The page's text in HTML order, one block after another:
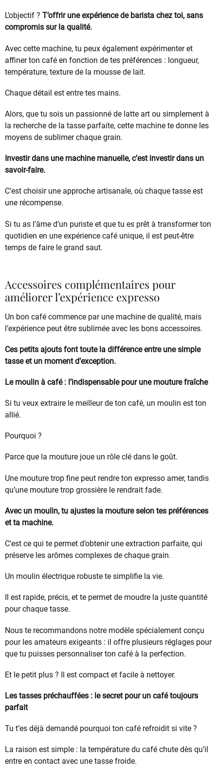
L’objectif ? T’offrir une expérience de barista chez toi, sans
compromis sur la qualité.
Avec cette machine, tu peux également expérimenter et
affiner ton café en fonction de tes préférences : longueur,
température, texture de la mousse de lait.
Chaque détail est entre tes mains.
Alors, que tu sois un passionné de latte art ou simplement à
la recherche de la tasse parfaite, cette machine te donne les
moyens de sublimer chaque grain.
Investir dans une machine manuelle, c’est investir dans un
savoir-faire.
C’est choisir une approche artisanale, où chaque tasse est
une récompense.
Si tu as l’âme d’un puriste et que tu es prêt à transformer ton
quotidien en une expérience café unique, il est peut-être
temps de faire le grand saut.
Accessoires complémentaires pour
améliorer l’expérience expresso
Un bon café commence par une machine de qualité, mais
l’expérience peut être sublimée avec les bons accessoires.
Ces petits ajouts font toute la différence entre une simple
tasse et un moment d’exception.
Le moulin à café : l’indispensable pour une mouture fraîche
Si tu veux extraire le meilleur de ton café, un moulin est ton
allié.
Pourquoi ?
Parce que la mouture joue un rôle clé dans le goût.
Une mouture trop fine peut rendre ton expresso amer, tandis
qu’une mouture trop grossière le rendrait fade.
Avec un moulin, tu ajustes la mouture selon tes préférences
et ta machine.
C’est ce qui te permet d’obtenir une extraction parfaite, qui
préserve les arômes complexes de chaque grain.
Un moulin électrique robuste te simplifie la vie.
Il est rapide, précis, et te permet de moudre la juste quantité
pour chaque tasse.
Nous te recommandons notre modèle spécialement conçu
pour les amateurs exigeants : il offre plusieurs réglages pour
que tu puisses personnaliser ton café à la perfection.
Et le petit plus ? Il est compact et facile à nettoyer.
Les tasses préchauffées : le secret pour un café toujours
parfait
Tu t’es déjà demandé pourquoi ton café refroidit si vite ?
La raison est simple : la température du café chute dès qu’il
entre en contact avec une tasse froide.